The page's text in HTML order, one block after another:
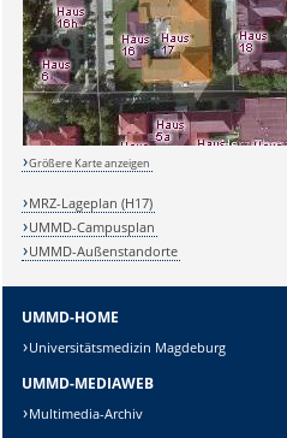
Sicherheitsabfrage:
Lösung:
Größere Karte anzeigen
MRZ-Lageplan (H17)
UMMD-Campusplan
UMMD-Außenstandorte
UMMD-HOME
Universitätsmedizin Magdeburg
UMMD-MEDIAWEB
Multimedia-Archiv